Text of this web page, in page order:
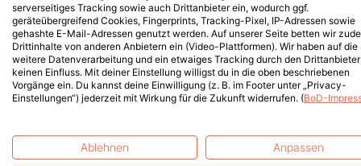
serverseitiges Tracking sowie auch Drittanbieter ein, wodurch ggf.
geräteübergreifend Cookies, Fingerprints, Tracking-Pixel, IP-Adressen sowie
gehashte E-Mail-Adressen genutzt werden. Auf unserer Seite betten wir
Drittinhalte von anderen Anbietern ein (Video-Plattformen). Wir haben auf die
weitere Datenverarbeitung und ein etwaiges Tracking durch den Drittanbieter
keinen Einfluss. Mit deiner Einstellung willigst du in die oben beschriebenen
Vorgänge ein. Du kannst deine Einwilligung (z. B. im Footer unter „Privacy-
Einstellungen“) jederzeit mit Wirkung für die Zukunft widerrufen. (BoD-
Ablehnen Anpassen